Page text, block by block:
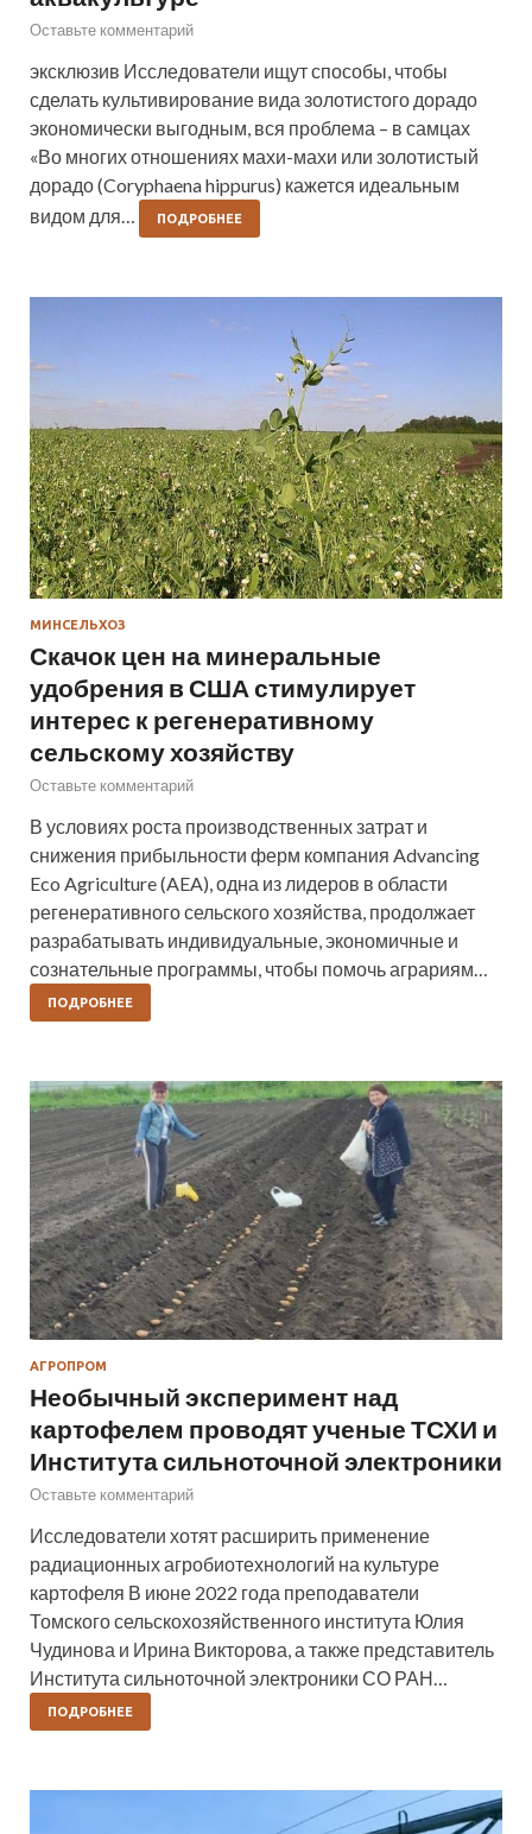
Оставьте комментарий
эксклюзив Исследователи ищут способы, чтобы
сделать культивирование вида золотистого дорадо
экономически выгодным, вся проблема – в самцах
«Во многих отношениях махи-махи или золотистый
дорадо (Coryphaena hippurus) кажется идеальным
видом для…
ПОДРОБНЕЕ
МИНСЕЛЬХОЗ
Скачок цен на минеральные
удобрения в США стимулирует
интерес к регенеративному
сельскому хозяйству
Оставьте комментарий
В условиях роста производственных затрат и
снижения прибыльности ферм компания Advancing
Eco Agriculture (AEA), одна из лидеров в области
регенеративного сельского хозяйства, продолжает
разрабатывать индивидуальные, экономичные и
сознательные программы, чтобы помочь аграриям…
ПОДРОБНЕЕ
АГРОПРОМ
Необычный эксперимент над
картофелем проводят ученые ТСХИ и
Института сильноточной электроники
Оставьте комментарий
Исследователи хотят расширить применение
радиационных агробиотехнологий на культуре
картофеля В июне 2022 года преподаватели
Томского сельскохозяйственного института Юлия
Чудинова и Ирина Викторова, а также представитель
Института сильноточной электроники СО РАН…
ПОДРОБНЕЕ